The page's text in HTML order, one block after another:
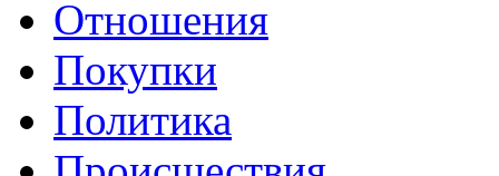
Отношения
Покупки
Политика